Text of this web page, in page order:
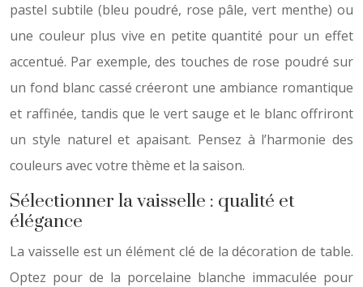
pastel subtile (bleu poudré, rose pâle, vert menthe) ou
une couleur plus vive en petite quantité pour un effet
accentué. Par exemple, des touches de rose poudré sur
un fond blanc cassé créeront une ambiance romantique
et raffinée, tandis que le vert sauge et le blanc offriront
un style naturel et apaisant. Pensez à l’harmonie des
couleurs avec votre thème et la saison.
Sélectionner la vaisselle : qualité et
élégance
La vaisselle est un élément clé de la décoration de table.
Optez pour de la porcelaine blanche immaculée pour